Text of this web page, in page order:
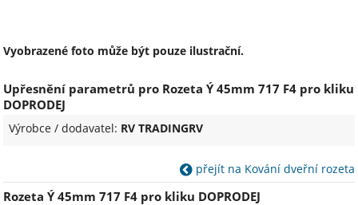
Vyobrazené foto může být pouze ilustrační.
Upřesnění parametrů pro Rozeta Ý 45mm 717 F4 pro kliku
DOPRODEJ
Výrobce / dodavatel: RV TRADINGRV
přejít na Kování dveřní rozeta
Rozeta Ý 45mm 717 F4 pro kliku DOPRODEJ